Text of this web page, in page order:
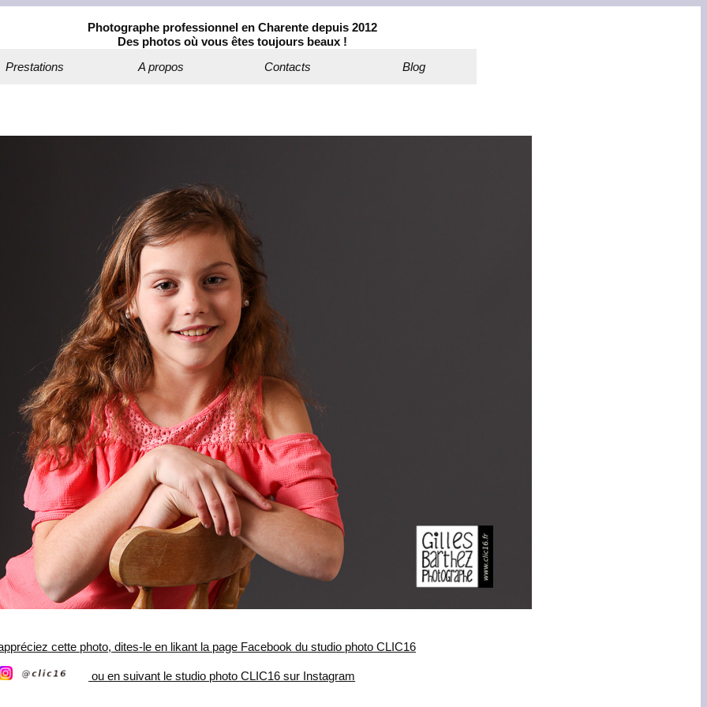
Photographe professionnel en Charente depuis 2012
Des photos où vous êtes toujours beaux !
Prestations
A propos Contacts Blog
cette photo, dites-le en likant la page Facebook du studio photo CLIC16
ou en suivant le studio photo CLIC16 sur Instagram